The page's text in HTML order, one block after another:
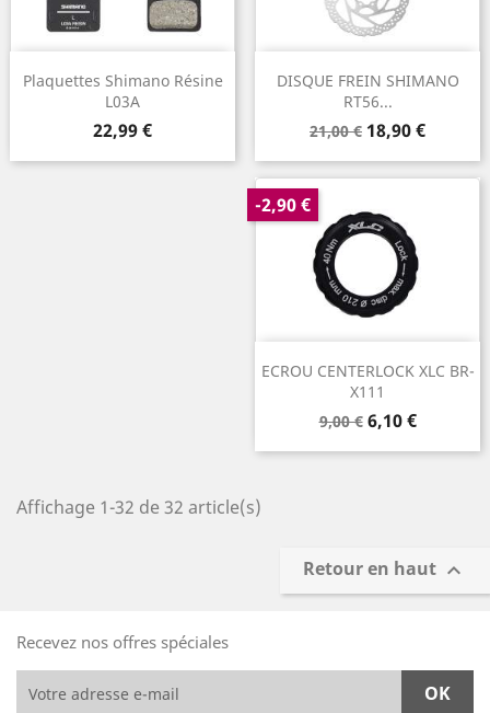
Plaquettes Shimano Résine
L03A
Prix
22,99 €
DISQUE FREIN SHIMANO
RT56...
Prix
base
21,00 € Prix
18,90 €
ECROU CENTERLOCK XLC BR-
X111
Prix
9,00 €
-2,90 €
Prix
6,10 €
Affichage 1-32 de 32 article(s)
Retour en haut 
Recevez nos offres spéciales